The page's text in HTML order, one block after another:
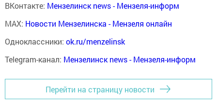
ВКонтакте: Мензелинск news - Мензеля-информ
MAX: Новости Мензелинска - Мензеля онлайн
Одноклассники: ok.ru/menzelinsk
Telegram-канал: Мензелинск news - Мензеля-информ
Перейти на страницу новости